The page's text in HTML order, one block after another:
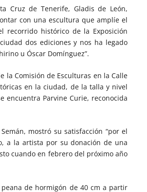
Cruz de Tenerife, Gladis de León,
con una escultura que amplíe el
recorrido histórico de la Exposición
dos ediciones y nos ha legado
u Óscar Domínguez”.
la Comisión de Esculturas en la Calle
en la ciudad, de la talla y nivel
encuentra Parvine Curie, reconocida
mostró su satisfacción “por el
a la artista por su donación de una
cuando en febrero del próximo año
de hormigón de 40 cm a partir